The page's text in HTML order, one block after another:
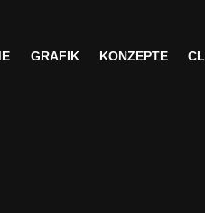
GRAFIK KONZEPTE